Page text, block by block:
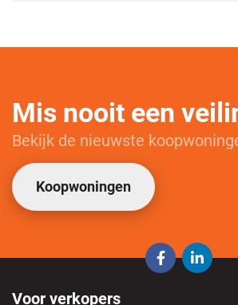
Mis nooit een
Bekijk de nieuwste
Koopwoningen
Voor verkopers